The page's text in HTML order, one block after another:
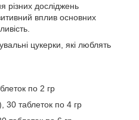
різних досліджень
вплив основних
цукерки, які люблять
по 2 гр
30 таблеток по 4 гр